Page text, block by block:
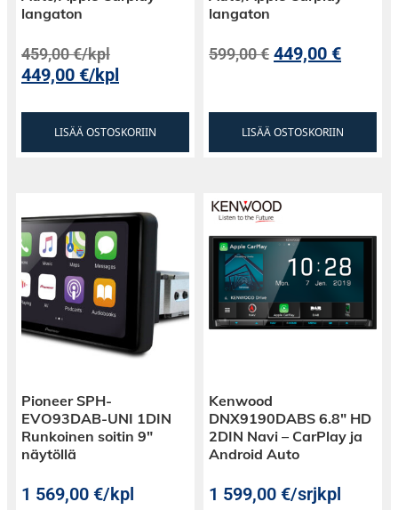
langaton
459,00€/kpl
449,00€/kpl
LISÄÄ OSTOSKORIIN
langaton
599,00€ 449,00€
LISÄÄ OSTOSKORIIN
Pioneer SPH-
EVO93DAB-UNI 1DIN
Runkoinen soitin 9″
näytöllä
1 569,00€/kpl
Kenwood
DNX9190DABS 6.8″ HD
2DIN Navi – CarPlay ja
Android Auto
1 599,00€/srjkpl